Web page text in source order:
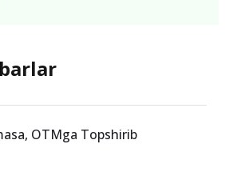
OTMga Topshirib